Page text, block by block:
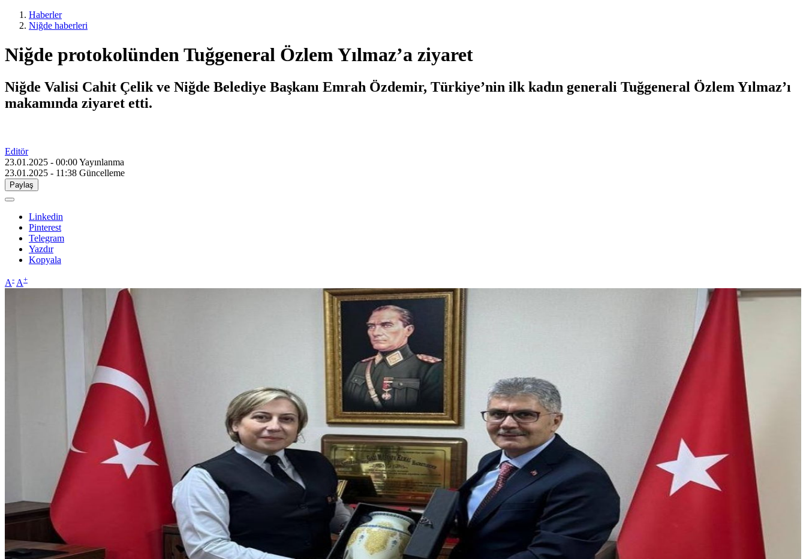
Haberler
Niğde haberleri
Niğde protokolünden Tuğgeneral Özlem Yılmaz’a ziyaret
Niğde Valisi Cahit Çelik ve Niğde Belediye Başkanı Emrah Özdemir, Türkiye’nin ilk kadın generali Tuğgeneral Özlem Yılmaz’ı
makamında ziyaret etti.
Editör
23.01.2025 - 00:00Yayınlanma
23.01.2025 - 11:38 Güncelleme
Paylaş
Linkedin
Pinterest
Telegram
Yazdır
Kopyala
A- A+